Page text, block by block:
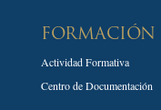
FORMACIÓN
Actividad Formativa
Centro de Documentación